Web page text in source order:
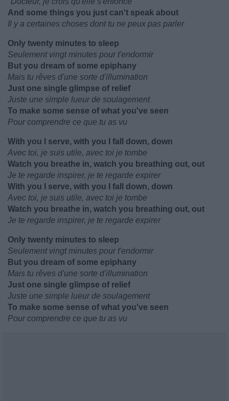
And some things you just can't speak about
Il y a certaines choses dont tu ne peux pas parler
Only twenty minutes to sleep
Seulement vingt minutes pour t'endormir
But you dream of some epiphany
Mais tu rêves d'une sorte d'illumination
Just one single glimpse of relief
Juste une simple lueur de soulagement
To make some sense of what you've seen
Pour comprendre ce que tu as vu
With you I serve, with you I fall down, down
Avec toi, je suis utile, avec toi je tombe
Watch you breathe in, watch you breathing out, out
Je te regarde inspirer, je te regarde expirer
With you I serve, with you I fall down, down
Avec toi, je suis utile, avec toi je tombe
Watch you breathe in, watch you breathing out, out
Je te regarde inspirer, je te regarde expirer
Only twenty minutes to sleep
Seulement vingt minutes pour t'endormir
But you dream of some epiphany
Mais tu rêves d'une sorte d'illumination
Just one single glimpse of relief
Juste une simple lueur de soulagement
To make some sense of what you've seen
Pour comprendre ce que tu as vu